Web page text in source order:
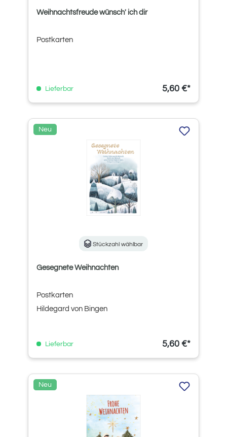
Weihnachtsfreude wünsch' ich dir
Postkarten
Lieferbar 5,60 €*
Neu
Stückzahl wählbar
Gesegnete Weihnachten
Postkarten
Hildegard von Bingen
Lieferbar 5,60 €*
Neu